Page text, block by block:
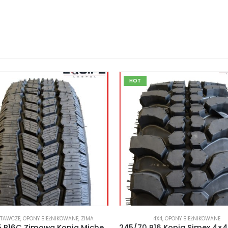
4X4,OPONY BIEŻNIKOWANE 4X4, OPONY BIEŻNIKOWANE